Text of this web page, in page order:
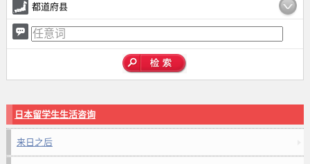
都道府县
日本留学生生活咨询
来日之后